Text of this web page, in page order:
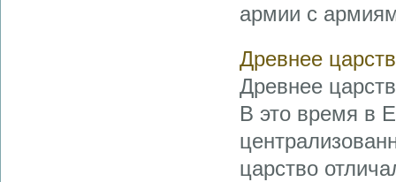
армии с
Древнее
Древнее
В это время в
царство